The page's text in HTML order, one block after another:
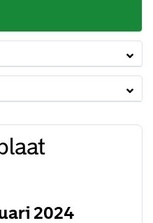
2024